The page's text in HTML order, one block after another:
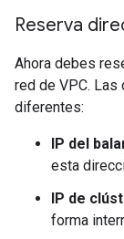
Reserva
Ahora debes
red de VPC.
diferentes:
IP del
esta
IP de
forma